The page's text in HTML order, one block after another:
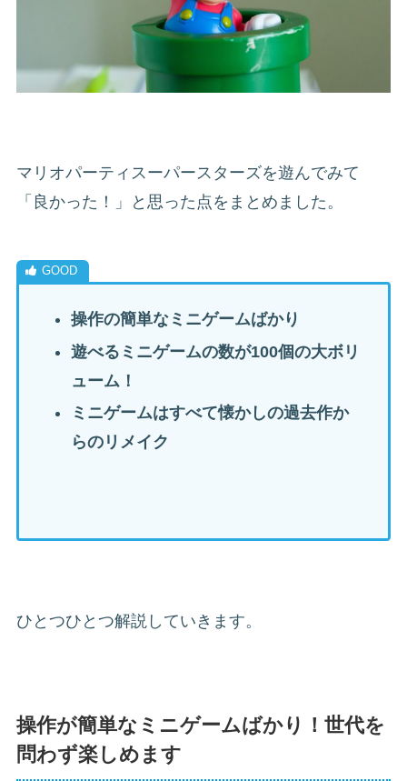
マリオパーティスーパースターズを遊んでみて
「良かった！」と思った点をまとめました。
操作の簡単なミニゲームばかり
遊べるミニゲームの数が100個の大ボリ
ューム！
ミニゲームはすべて懐かしの過去作か
らのリメイク
ひとつひとつ解説していきます。
操作が簡単なミニゲームばかり！世代を
問わず楽しめます